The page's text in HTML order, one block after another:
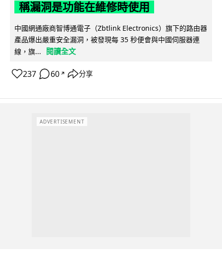
稱漏洞是功能在維修時使用
中國網通廠商智博通電子（Zbtlink Electronics）旗下的路由器
產品爆出嚴重安全漏洞，被發現每 35 秒便會與中國伺服器連
線，旗...
閱讀全文
237 60 ↗ 分享
ADVERTISEMENT